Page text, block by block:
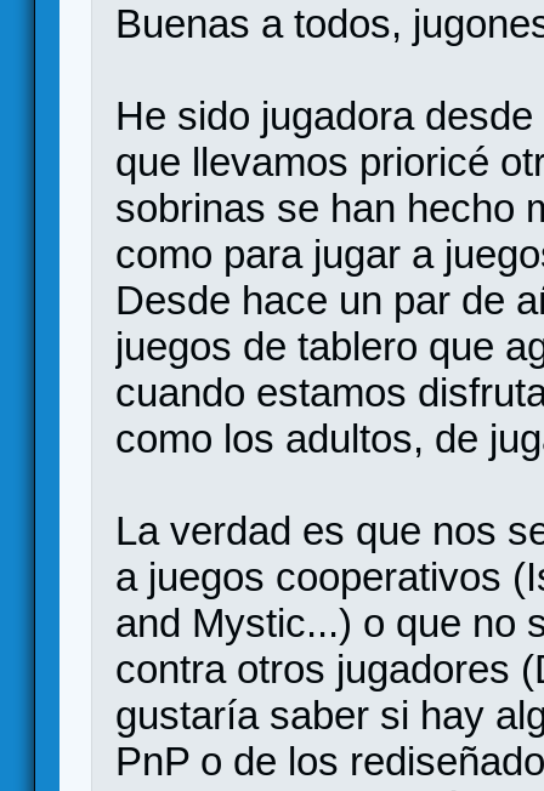
Buenas a todos,
He sido jugadora
que llevamos prioricé
sobrinas se han hecho
como para jugar a
Desde hace un par de
juegos de tablero que
cuando estamos
como los adultos, de
La verdad es que nos
a juegos cooperativos
and Mystic...) o que no
contra otros jugadores
gustaría saber si hay
PnP o de los